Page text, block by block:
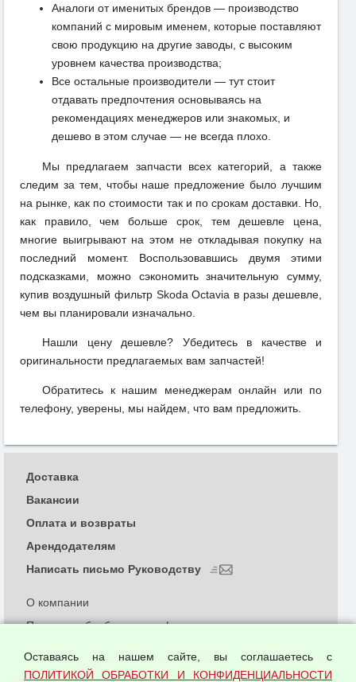
Аналоги от именитых брендов — производство
компаний с мировым именем, которые поставляют
свою продукцию на другие заводы, с высоким
уровнем качества производства;
Все остальные производители — тут стоит
отдавать предпочтения основываясь на
рекомендациях менеджеров или знакомых, и
дешево в этом случае — не всегда плохо.
Мы предлагаем запчасти всех категорий, а также
следим за тем, чтобы наше предложение было лучшим
на рынке, как по стоимости так и по срокам доставки. Но,
как правило, чем больше срок, тем дешевле цена,
многие выигрывают на этом не откладывая покупку на
последний момент. Воспользовавшись двумя этими
подсказками, можно сэкономить значительную сумму,
купив воздушный фильтр Skoda Octavia в разы дешевле,
чем вы планировали изначально.
Нашли цену дешевле? Убедитесь в качестве и
оригинальности предлагаемых вам запчастей!
Обратитесь к нашим менеджерам онлайн или по
телефону, уверены, мы найдем, что вам предложить.
О компании
Политика обработки и конфиденциальности
Согласием на обработку персональных данных
Доставка
Вакансии
Оплата и возвраты
Арендодателям
Написать письмо Руководству
Оставаясь на нашем сайте, вы соглашаетесь с
ПОЛИТИКОЙ ОБРАБОТКИ И КОНФИДЕНЦИАЛЬНОСТИ